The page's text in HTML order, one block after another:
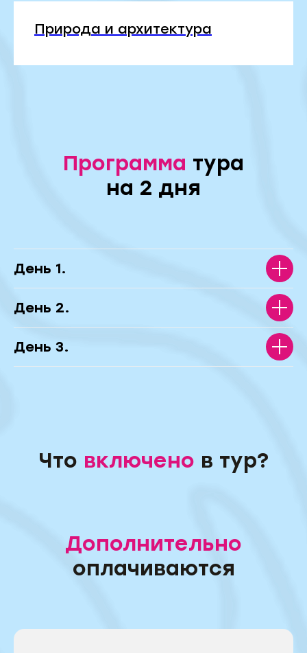
Природа и архитектура
Программа тура
на 2 дня
День 1.
День 2.
День 3.
Что включено в тур?
Дополнительно
оплачиваются